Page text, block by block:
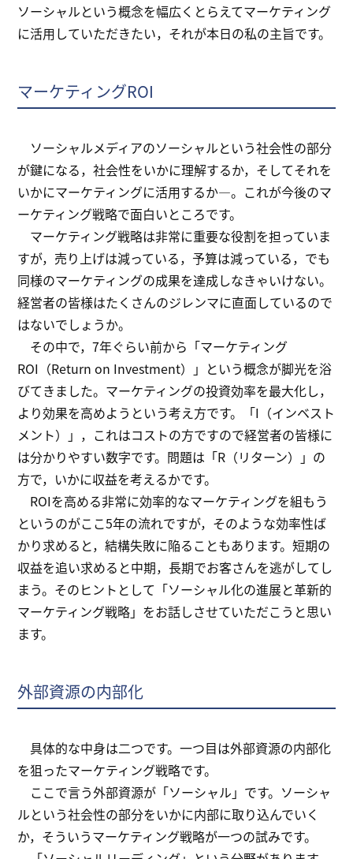
ソーシャルという概念を幅広くとらえてマーケティング
に活用していただきたい，それが本日の私の主旨です。
マーケティングROI
ソーシャルメディアのソーシャルという社会性の部分
が鍵になる，社会性をいかに理解するか，そしてそれを
いかにマーケティングに活用するか―。これが今後のマ
ーケティング戦略で面白いところです。
マーケティング戦略は非常に重要な役割を担っていま
すが，売り上げは減っている，予算は減っている，でも
同様のマーケティングの成果を達成しなきゃいけない。
経営者の皆様はたくさんのジレンマに直面しているので
はないでしょうか。
その中で，7年ぐらい前から「マーケティング
ROI（Return on Investment）」という概念が脚光を浴
びてきました。マーケティングの投資効率を最大化し，
より効果を高めようという考え方です。「I（インベスト
メント）」，これはコストの方ですので経営者の皆様に
は分かりやすい数字です。問題は「R（リターン）」の
方で，いかに収益を考えるかです。
ROIを高める非常に効率的なマーケティングを組もう
というのがここ5年の流れですが，そのような効率性ば
かり求めると，結構失敗に陥ることもあります。短期の
収益を追い求めると中期，長期でお客さんを逃がしてし
まう。そのヒントとして「ソーシャル化の進展と革新的
マーケティング戦略」をお話しさせていただこうと思い
ます。
外部資源の内部化
具体的な中身は二つです。一つ目は外部資源の内部化
を狙ったマーケティング戦略です。
ここで言う外部資源が「ソーシャル」です。ソーシャ
ルという社会性の部分をいかに内部に取り込んでいく
か，そういうマーケティング戦略が一つの試みです。